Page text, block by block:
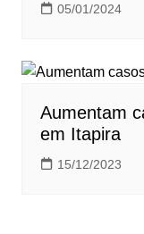
05/01/2024
Aumentam
em Itapira
15/12/2023